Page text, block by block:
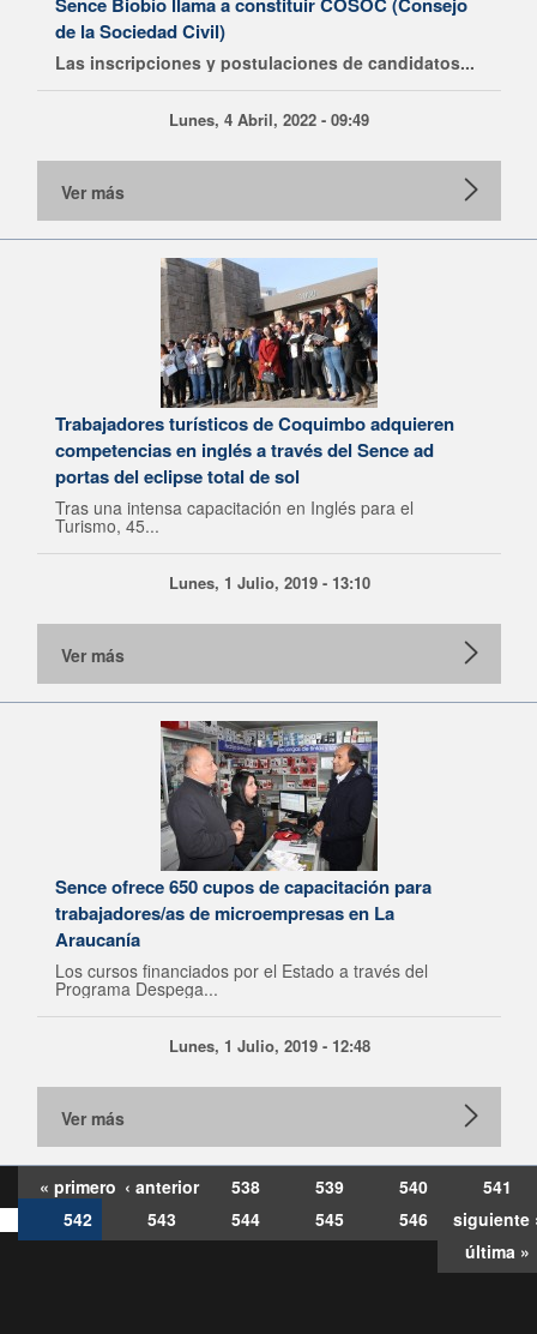
de la Sociedad Civil)
Las inscripciones y postulaciones de candidatos...
Lunes, 4 Abril, 2022 - 09:49
Ver más
Trabajadores turísticos de Coquimbo adquieren
competencias en inglés a través del Sence ad
portas del eclipse total de sol
Tras una intensa capacitación en Inglés para el
Turismo, 45...
Lunes, 1 Julio, 2019 - 13:10
Ver más
Sence ofrece 650 cupos de capacitación para
trabajadores/as de microempresas en La
Araucanía
Los cursos financiados por el Estado a través del
Programa Despega...
Lunes, 1 Julio, 2019 - 12:48
Ver más
« primero ‹ anterior 538 539 540
541
542
543 544 545 546
siguiente
última »